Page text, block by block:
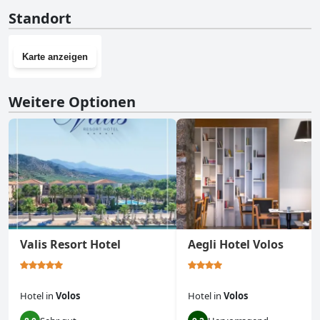
Standort
Karte anzeigen
Weitere Optionen
Valis Resort Hotel
Hotel in Volos
Aegli Hotel Volos
Hotel in Volos